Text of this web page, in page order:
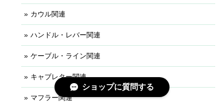
カウル関連
ハンドル・レバー関連
ケーブル・ライン関連
キャブレター関連
マフラー関連
ショップに質問する